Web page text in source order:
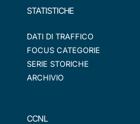
STATISTICHE
DATI DI TRAFFICO
FOCUS CATEGORIE
SERIE STORICHE
ARCHIVIO
CCNL